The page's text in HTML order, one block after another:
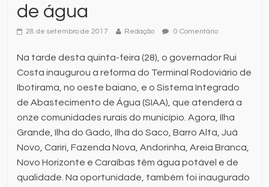
de água
28 de setembro de 2017 Redação 0 Comentário
Na tarde desta quinta-feira (28), o governador Rui
Costa inaugurou a reforma do Terminal Rodoviário de
Ibotirama, no oeste baiano, e o Sistema Integrado
de Abastecimento de Água (SIAA), que atenderá a
onze comunidades rurais do município. Agora, Ilha
Grande, Ilha do Gado, Ilha do Saco, Barro Alta, Juá
Novo, Cariri, Fazenda Nova, Andorinha, Areia Branca,
Novo Horizonte e Caraíbas têm água potável e de
qualidade. Na oportunidade, também foi inaugurado